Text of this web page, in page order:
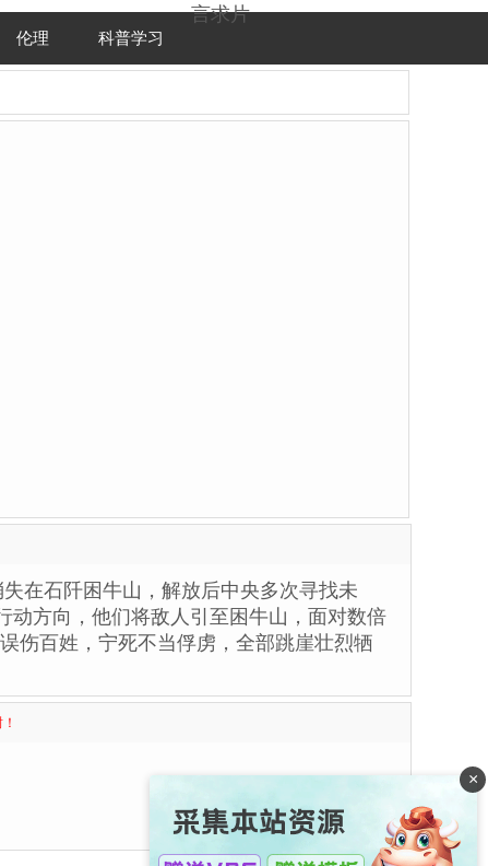
言求片
伦理 科普学习
在石阡困牛山，解放后中央多次寻找未
动方向，他们将敌人引至困牛山，面对数倍
伤百姓，宁死不当俘虏，全部跳崖壮烈牺
×